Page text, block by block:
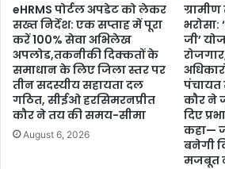
eHRMS पोर्टल अपडेट को लेकर
सख्त निर्देश: एक सप्ताह में पूरा
करें 100% सेवा अभिलेख
अपलोड,तकनीकी दिक्कतों के
समाधान के लिए जिला स्तर पर
तीन सदस्यीय सहायता दल
गठित, सीईओ हरसिमरनप्रीत
कौर ने तय की समय-सीमा
August 6, 2026
भरोसा:
जी’
पंचायत
कौर ने
दिए
कहा—
बनेगी
मजबूत